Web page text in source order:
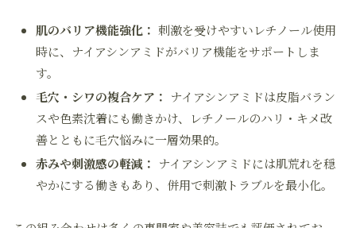
肌のバリア機能強化： 刺激を受けやすいレチノール使用
時に、ナイアシンアミドがバリア機能をサポートしま
す。
毛穴・シワの複合ケア： ナイアシンアミドは皮脂バラン
スや色素沈着にも働きかけ、レチノールのハリ・キメ改
善とともに毛穴悩みに一層効果的。
赤みや刺激感の軽減： ナイアシンアミドには肌荒れを穏
やかにする働きもあり、併用で刺激トラブルを最小化。